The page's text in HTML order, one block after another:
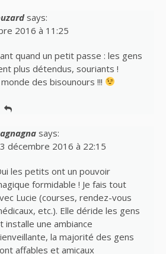
says:
2016 à 11:25
quand un petit passe : les gens
plus détendus, souriants !
des bisounours !!!
says:
décembre 2016 à 22:15
les petits ont un pouvoir
formidable ! Je fais tout
Lucie (courses, rendez-vous
etc.). Elle déride les gens
installe une ambiance
la majorité des gens
affables et amicaux